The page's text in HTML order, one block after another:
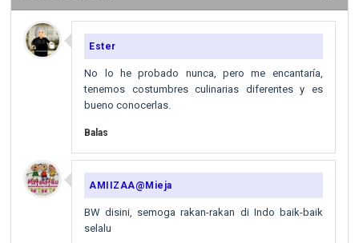
Ester
No lo he probado nunca, pero me encantaría,
tenemos costumbres culinarias diferentes y es
bueno conocerlas.
Balas
AMIIZAA@Mieja
BW disini, semoga rakan-rakan di Indo baik-baik
selalu